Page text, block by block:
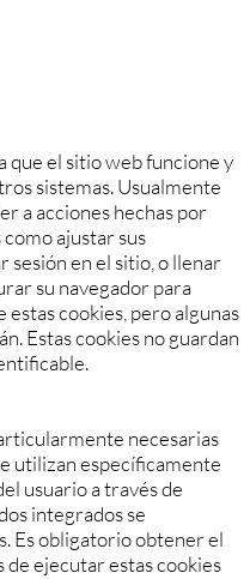
que el sitio web funcione y
sistemas. Usualmente
a acciones hechas por
ajustar sus
sesión en el sitio, o llenar
su navegador para
cookies, pero algunas
Estas cookies no guardan
necesarias
utilizan específicamente
usuario a través de
integrados se
Es obligatorio obtener el
ejecutar estas cookies